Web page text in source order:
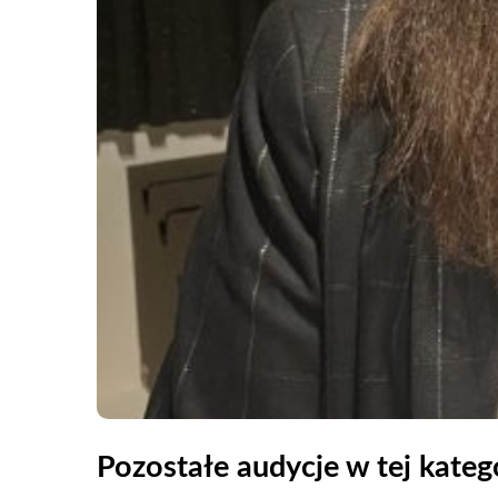
Pozostałe audycje w tej